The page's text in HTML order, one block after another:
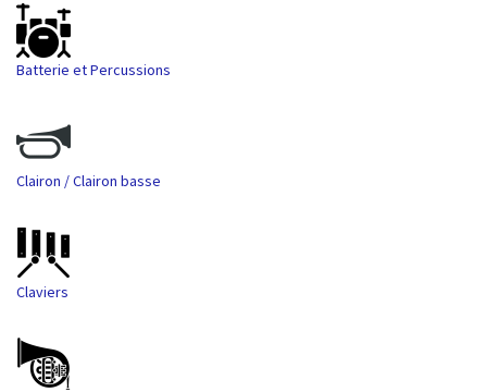
Batterie et Percussions
Clairon / Clairon basse
Claviers